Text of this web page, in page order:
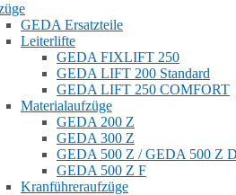
GEDA Ersatzteile
Leiterlifte
GEDA FIXLIFT 250
GEDA LIFT 200 Standard
GEDA LIFT 250 COMFORT
Materialaufzüge
GEDA 200 Z
GEDA 300 Z
GEDA 500 Z / GEDA 500 Z
GEDA 500 Z F
Kranführeraufzüge